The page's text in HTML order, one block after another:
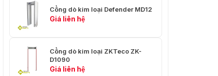
Cổng dò kim loại Defender MD12
Giá liên hệ
Cổng dò kim loại ZKTeco ZK-
D1090
Giá liên hệ